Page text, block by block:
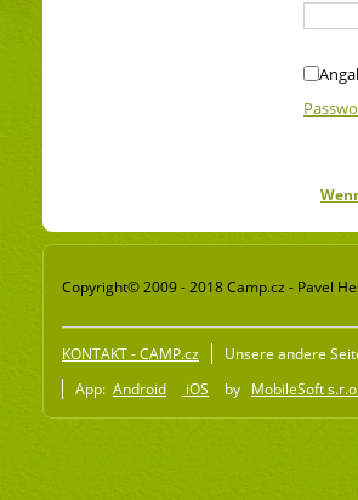
Copyright© 2009 - 2018 Camp.cz - Pavel
KONTAKT - CAMP.cz Unsere andere
App: Android iOS by MobileSoft s.r.o